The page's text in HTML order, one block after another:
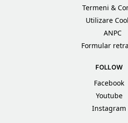
Termeni &
Utilizare
ANPC
Formular
FOLLOW
Facebook
Youtube
Instagram